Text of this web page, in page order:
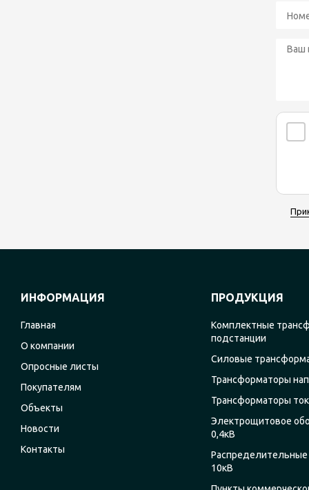
ИНФОРМАЦИЯ
Главная
О компании
Опросные листы
Покупателям
Объекты
Новости
Контакты
ПРОДУКЦИЯ
Комплектные
подстанции
Силовые
Трансформаторы
Трансформаторы
Электрощитовое
0,4кВ
Распределительные
10кВ